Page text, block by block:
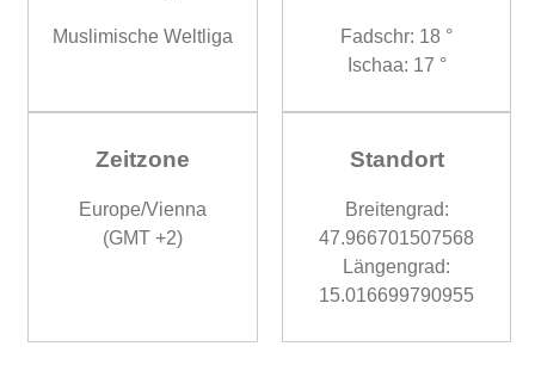
Muslimische Weltliga
Fadschr: 18 °
Ischaa: 17 °
Zeitzone
Europe/Vienna
(GMT +2)
Standort
Breitengrad:
47.966701507568
Längengrad:
15.016699790955